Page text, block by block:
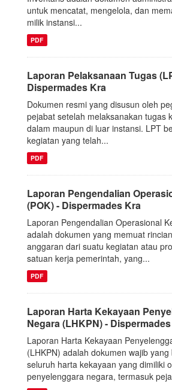
untuk mencatat, mengelola, dan
milik instansi...
PDF
Laporan Pelaksanaan Tugas
Dispermades Kra
Dokumen resmi yang disusun oleh
pejabat setelah melaksanakan tugas
dalam maupun di luar instansi. LPT
kegiatan yang telah...
PDF
Laporan Pengendalian
(POK) - Dispermades Kra
Laporan Pengendalian Operasional
adalah dokumen yang memuat
anggaran dari suatu kegiatan atau
satuan kerja pemerintah, yang...
PDF
Laporan Harta Kekayaan
Negara (LHKPN) -
Laporan Harta Kekayaan
(LHKPN) adalah dokumen wajib
seluruh harta kekayaan yang dimiliki
penyelenggara negara, termasuk